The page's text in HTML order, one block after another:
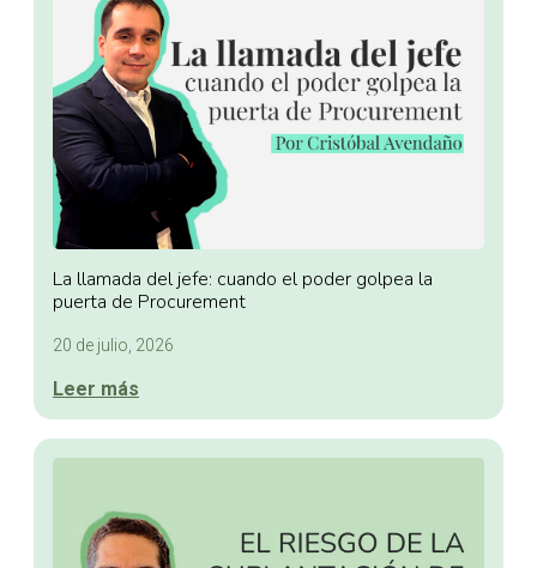
La llamada del jefe: cuando el poder golpea la
puerta de Procurement
20 de julio, 2026
Leer más